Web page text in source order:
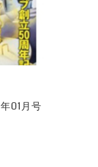
01月号